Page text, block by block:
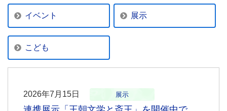
イベント 展示
こども
2026年7月15日 展示